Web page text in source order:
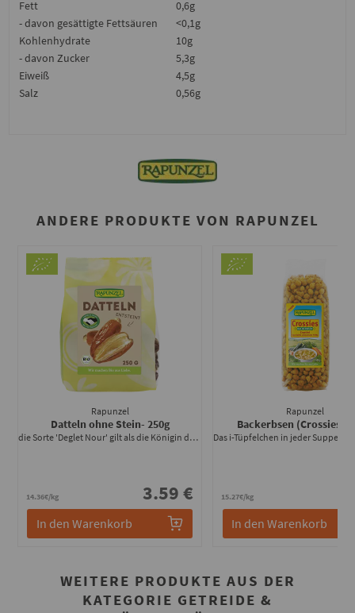
Fett
0,6g
- davon gesättigte Fettsäuren
<0,1g
Kohlenhydrate
10g
- davon Zucker
5,3g
Eiweiß
4,5g
Salz
0,56g
ANDERE PRODUKTE VON RAPUNZEL
Rapunzel
Datteln ohne Stein- 250g
die Sorte 'Deglet Nour' gilt als die Königin der Datteln
14.36€/kg 3.59 €
In den Warenkorb
Rapunzel
Backerbsen (Crossies)
15.27€/kg
In den Warenkorb
WEITERE PRODUKTE AUS DER
KATEGORIE GETREIDE &